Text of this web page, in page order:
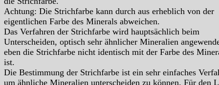
Achtung: Die Strichfarbe kann durch aus erheblich von der
eigentlichen Farbe des Minerals abweichen.
Das Verfahren der Strichfarbe wird hauptsächlich beim
Unterscheiden, optisch sehr ähnlicher Mineralien
eben die Strichfarbe nicht identisch mit der Farbe des
ist.
Die Bestimmung der Strichfarbe ist ein sehr einfaches
um ähnliche Mineralien unterscheiden zu können. Für den